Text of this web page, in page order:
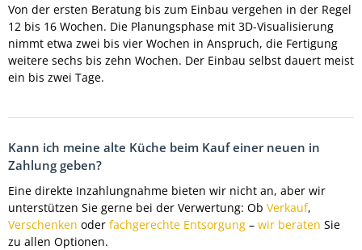
Von der ersten Beratung bis zum Einbau vergehen in der Regel
12 bis 16 Wochen. Die Planungsphase mit 3D-Visualisierung
nimmt etwa zwei bis vier Wochen in Anspruch, die Fertigung
weitere sechs bis zehn Wochen. Der Einbau selbst dauert meist
ein bis zwei Tage.
Kann ich meine alte Küche beim Kauf einer neuen in
Zahlung geben?
Eine direkte Inzahlungnahme bieten wir nicht an, aber wir
unterstützen Sie gerne bei der Verwertung: Ob Verkauf,
Verschenken oder fachgerechte Entsorgung – wir beraten Sie
zu allen Optionen.